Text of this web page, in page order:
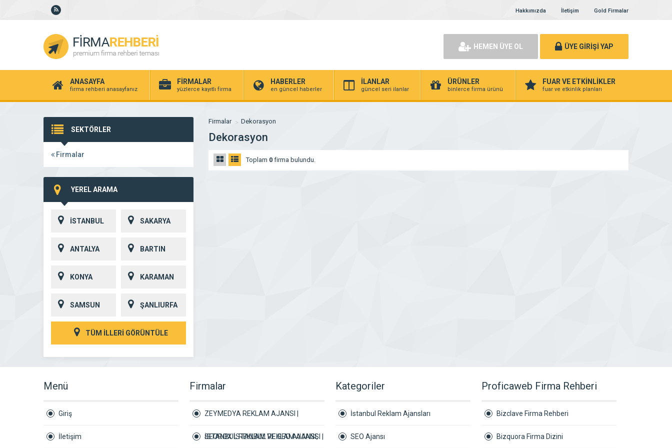
Hakkımızda İletişim Gold Firmalar
HEMEN ÜYE OL ÜYE GİRİŞİ YAP
ANASAYFA
firma rehberi anasayfanız
FİRMALAR
yüzlerce kayıtlı firma
HABERLER
en güncel haberler
İLANLAR
güncel seri ilanlar
ÜRÜNLER
binlerce firma ürünü
FUAR VE ETKİNLİKLER
fuar ve etkinlik planları
SEKTÖRLER
Firmalar
YEREL ARAMA
İSTANBUL SAKARYA
ANTALYA BARTIN
KONYA KARAMAN
SAMSUN ŞANLIURFA
TÜM İLLERİ GÖRÜNTÜLE
Firmalar Dekorasyon
Dekorasyon
Toplam 0 firma bulundu.
Menü
Giriş
İletişim
Firmalar
ZEYMEDYA REKLAM AJANSI |
İSTANBUL REKLAM VE SEO AJANSI,
SEOROX İSTANBUL REKLAM AJANSI |
Kategoriler
İstanbul Reklam Ajansları
SEO Ajansı
Proficaweb Firma Rehberi
Bizclave Firma Rehberi
Bizquora Firma Dizini